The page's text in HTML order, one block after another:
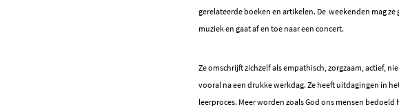
gerelateerde boeken en artikelen. De weekenden mag
muziek en gaat af en toe naar een concert.
Ze omschrijft zichzelf als empathisch, zorgzaam, actief,
vooral na een drukke werkdag. Ze heeft uitdagingen in
leerproces. Meer worden zoals God ons mensen